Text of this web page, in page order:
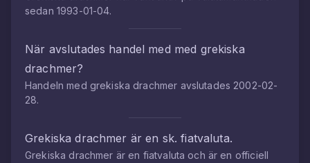
sedan 1993-01-04.
När avslutades handel med med grekiska
drachmer?
Handeln med grekiska drachmer avslutades 2002-02-
28.
Grekiska drachmer är en sk. fiatvaluta.
Grekiska drachmer är en fiatvaluta och är en officiell